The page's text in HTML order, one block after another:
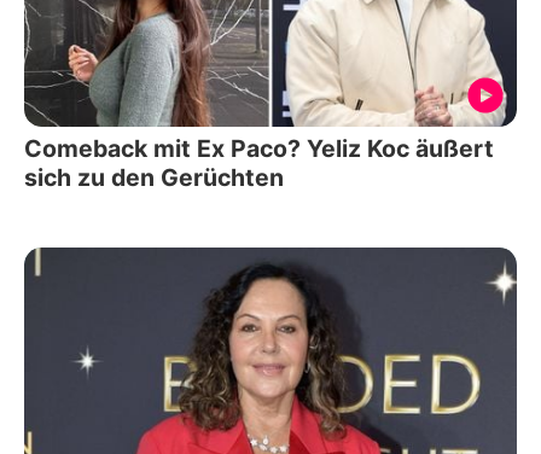
Comeback mit Ex Paco? Yeliz Koc äußert
sich zu den Gerüchten